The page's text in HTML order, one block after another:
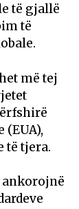
të gjallë
të
më tej
(EUA),
të tjera.